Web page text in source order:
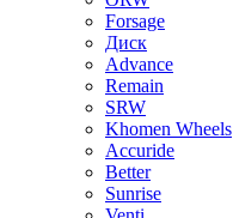
Forsage
Диск
Advance
Remain
SRW
Khomen Wheels
Accuride
Better
Sunrise